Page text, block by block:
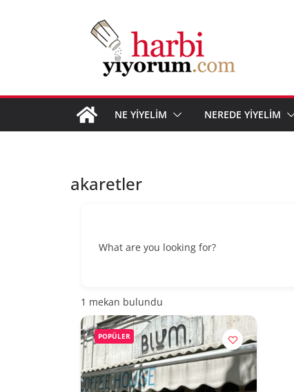
NE YİYELİM NEREDE YİYELİM
akaretler
What are you looking for?
1 mekan bulundu
POPÜLER